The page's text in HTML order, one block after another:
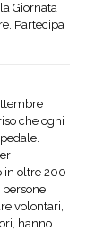
Giornata
Partecipa
i
che ogni
in oltre 200
volontari,
hanno